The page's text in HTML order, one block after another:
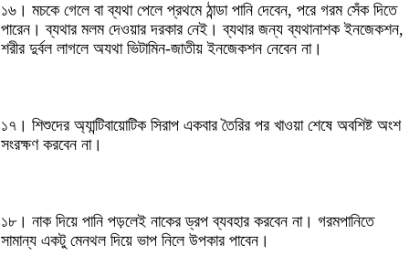
১৬। মচকে গেলে বা ব্যথা পেলে প্রথমে ঠান্ডা পানি দেবেন, পরে গরম সেঁক দিতে
পারেন। ব্যথার মলম দেওয়ার দরকার নেই। ব্যথার জন্য ব্যথানাশক ইনজেকশন,
শরীর দুর্বল লাগলে অযথা ভিটামিন-জাতীয় ইনজেকশন নেবেন না।
১৭। শিশুদের অ্যান্টিবায়োটিক সিরাপ একবার তৈরির পর খাওয়া শেষে অবশিষ্ট অংশ
সংরক্ষণ করবেন না।
১৮। নাক দিয়ে পানি পড়লেই নাকের ড্রপ ব্যবহার করবেন না। গরমপানিতে
সামান্য একটু মেনথল দিয়ে ভাপ নিলে উপকার পাবেন।